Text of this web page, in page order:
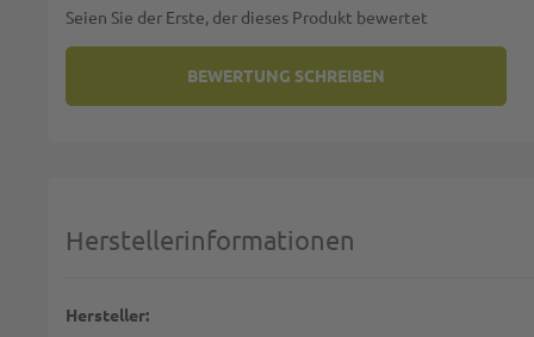
Seien Sie der Erste, der dieses Produkt bewertet
BEWERTUNG SCHREIBEN
Herstellerinformationen
Hersteller: